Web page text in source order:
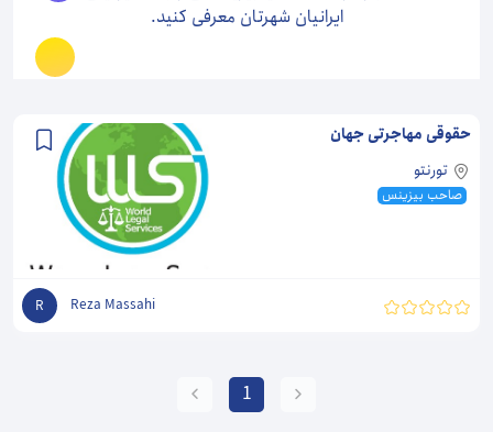
ایرانیان شهرتان معرفی کنید.
حقوقی مهاجرتی جهان
تورنتو
صاحب بیزینس
Reza Massahi
R
1